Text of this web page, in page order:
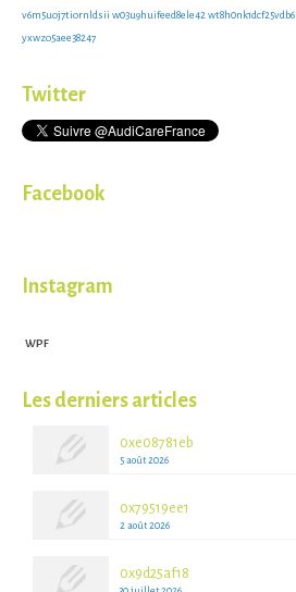
v6m5uoj7tiornldsii w03u9huifeed8ele42wt8h0nk1dcf25vdb6
yxwzo5aee38247
Twitter
Facebook
Instagram
WPF
Les derniers articles
0xe08781eb
5 août 2026
0x79519ee1
2 août 2026
0x9d25af18